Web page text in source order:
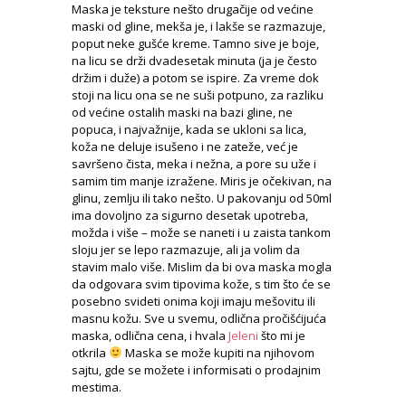
Maska je teksture nešto drugačije od većine
maski od gline, mekša je, i lakše se razmazuje,
poput neke gušće kreme. Tamno sive je boje,
na licu se drži dvadesetak minuta (ja je često
držim i duže) a potom se ispire. Za vreme dok
stoji na licu ona se ne suši potpuno, za razliku
od većine ostalih maski na bazi gline, ne
popuca, i najvažnije, kada se ukloni sa lica,
koža ne deluje isušeno i ne zateže, već je
savršeno čista, meka i nežna, a pore su uže i
samim tim manje izražene. Miris je očekivan, na
glinu, zemlju ili tako nešto. U pakovanju od 50ml
ima dovoljno za sigurno desetak upotreba,
možda i više – može se naneti i u zaista tankom
sloju jer se lepo razmazuje, ali ja volim da
stavim malo više. Mislim da bi ova maska mogla
da odgovara svim tipovima kože, s tim što će se
posebno svideti onima koji imaju mešovitu ili
masnu kožu. Sve u svemu, odlična pročišćijuća
maska, odlična cena, i hvala Jeleni što mi je
otkrila
Maska se može kupiti na njihovom
sajtu, gde se možete i informisati o prodajnim
mestima.